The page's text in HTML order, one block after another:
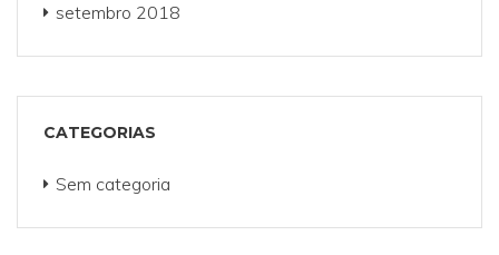
setembro 2018
CATEGORIAS
Sem categoria